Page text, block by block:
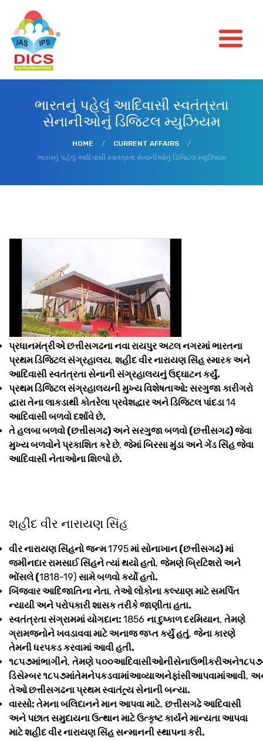
ભારતનું પહેલું આદિવાસી સ્વતંત્રતા
સેનાનીઓનું ડિજિટલ મ્યુઝિયમ
HOME / CURRENT AFFAIRS
/
ભારતનું પહેલું આદિવાસી સ્વતંત્રતા સેનાનીઓનું ડિજિટલ મ્યુઝિયમ
પ્રધાનમંત્રીએ છત્તીસગઢના નવા રાયપુર અટલ નગરમાં ભારતના
પ્રથમ ડિજિટલ સંગ્રહાલય, શહીદ વીર નારાયણ સિંહ સ્મારક અને
આદિવાસી સ્વતંત્રતા સેનાની સંગ્રહાલયનું ઉદ્ઘાટન કર્યું.
પ્રથમ ડિજિટલ સંગ્રહાલયની મુખ્ય વિશેષતાઓ: સરગુજા કારીગરો
દ્વારા તેના લાકડાથી કોતરેલા પ્રવેશદ્વાર અને ડિજિટલ પાંદડા14
આદિવાસી બળવો દર્શાવે છે.
તે હલબા બળવો (છત્તીસગઢ) અને સરગુજા બળવો (છત્તીસગઢ) જેવા
મુખ્ય બળવોને પ્રકાશિત કરે છે, જેમાં બિરસા મુંડા અને ગેંડ સિંહ જેવા
આદિવાસી નેતાઓના શિલ્પો છે.
શહીદ વીર નારાયણ સિંહ
વીર નારાયણ સિંહનો જન્મ1795માં સોનાખાન (છત્તીસગઢ) માં
જમીનદાર રામસાઈ સિંહને ત્યાં થયો હતો, જેમણે બ્રિટિશરો અને
ભોંસલે (1818-19) સામે બળવો કર્યો હતો.
બિંજવાર આદિજાતિના નેતા, તેઓ લોકોના કલ્યાણ માટે સમર્પિત
ન્યાયી અને પરોપકારી શાસક તરીકે જાણીતા હતા.
સ્વતંત્રતા સંગ્રામમાં યોગદાન: 1856 ના દુષ્કાળ દરમિયાન, તેમણે
ગ્રામજનોને ખવડાવવા માટે અનાજ જપ્ત કર્યું હતું, જેના કારણે
તેમની ધરપકડ કરવામાં આવી હતી.
૧૮૫૭માંભાગીને, તેમણે
ડિસેમ્બર ૧૮૫૭માંતેમનેપકડવામાંઆવ્યાઅનેફાંસીઆપવામાંઆવી,
તેઓ છત્તીસગઢના પ્રથમ સ્વાતંત્ર્ય સેનાની બન્યા.
વારસો: તેમના બલિદાનને માન આપવા માટે, છત્તીસગઢે આદિવાસી
અને પછાત સમુદાયના ઉત્થાન માટે ઉત્કૃષ્ટ કાર્યને માન્યતા આપવા
માટે શહીદ વીર નારાયણ સિંહ સન્માનની સ્થાપના કરી.